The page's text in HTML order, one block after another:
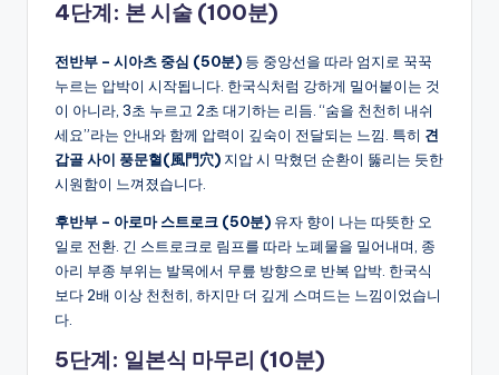
4단계: 본 시술 (100분)
전반부 – 시아츠 중심 (50분) 등 중앙선을 따라 엄지로 꾹꾹
누르는 압박이 시작됩니다. 한국식처럼 강하게 밀어붙이는 것
이 아니라, 3초 누르고 2초 대기하는 리듬. “숨을 천천히 내쉬
세요”라는 안내와 함께 압력이 깊숙이 전달되는 느낌. 특히 견
갑골 사이 풍문혈(風門穴) 지압 시 막혔던 순환이 뚫리는 듯한
시원함이 느껴졌습니다.
후반부 – 아로마 스트로크 (50분) 유자 향이 나는 따뜻한 오
일로 전환. 긴 스트로크로 림프를 따라 노폐물을 밀어내며, 종
아리 부종 부위는 발목에서 무릎 방향으로 반복 압박. 한국식
보다 2배 이상 천천히, 하지만 더 깊게 스며드는 느낌이었습니
다.
5단계: 일본식 마무리 (10분)